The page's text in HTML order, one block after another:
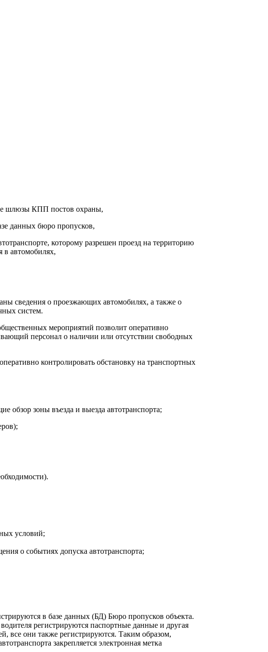
шлюзы КПП постов охраны,
данных бюро пропусков,
которому разрешен проезд на территорию
в автомобилях,
сведения о проезжающих автомобилях, а также о
систем.
мероприятий позволит оперативно
персонал о наличии или отсутствии свободных
контролировать обстановку на транспортных
обзор зоны въезда и выезда автотранспорта;
условий;
о событиях допуска автотранспорта;
в базе данных (БД) Бюро пропусков объекта.
регистрируются паспортные данные и другая
все они также регистрируются. Таким образом,
закрепляется электронная метка